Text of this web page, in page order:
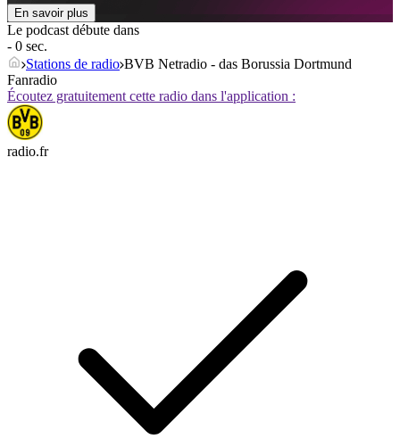
En savoir plus
Le podcast débute dans
- 0 sec.
Stations de radio BVB Netradio - das Borussia Dortmund
Fanradio
Écoutez gratuitement cette radio dans l'application :
radio.fr